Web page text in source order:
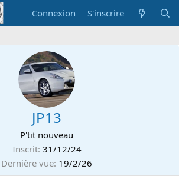
Connexion S'inscrire
JP13
P'tit nouveau
Inscrit 31/12/24
Dernière vue 19/2/26